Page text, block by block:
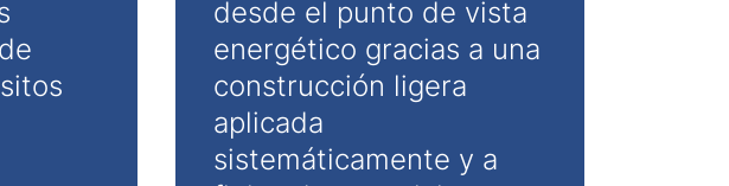
desde el punto de vista
energético gracias a una
construcción ligera
aplicada
sistemáticamente y a